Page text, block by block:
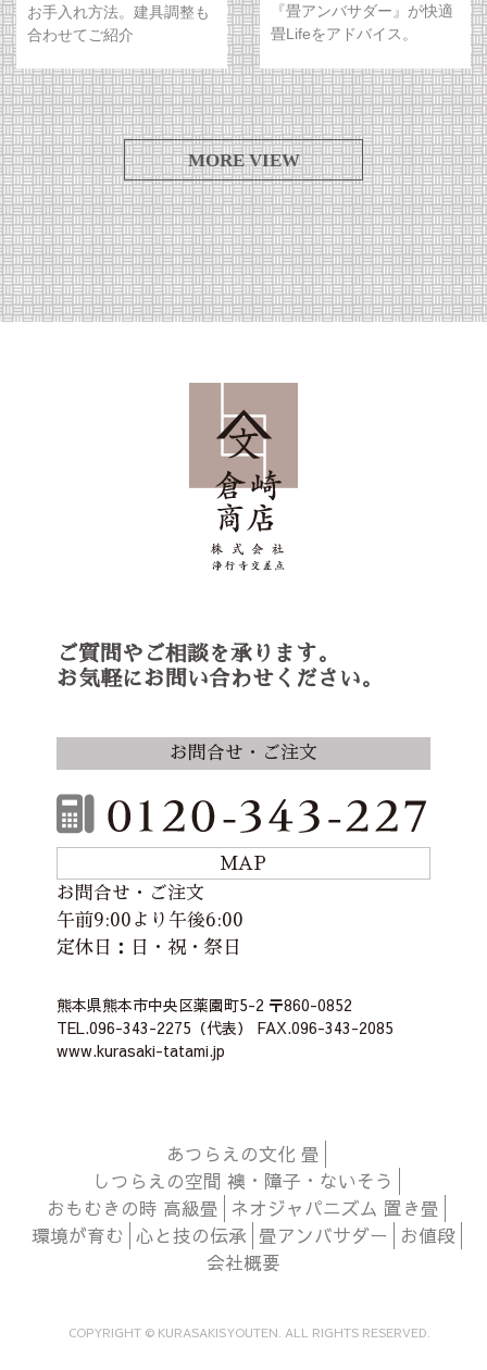
お手入れ方法。建具調整も
合わせてご紹介
『畳アンバサダー』が快適
畳Lifeをアドバイス。
MORE VIEW
ご質問やご相談を承ります。
お気軽にお問い合わせください。
お問合せ・ご注文
MAP
お問合せ・ご注文
午前9:00より午後6:00
定休日：日・祝・祭日
熊本県熊本市中央区薬園町5-2 〒860-0852
TEL.096-343-2275（代表） FAX.096-343-2085
www.kurasaki-tatami.jp
あつらえの文化 畳
しつらえの空間 襖・障子・ないそう
おもむきの時 高級畳 ネオジャパニズム 置き畳
環境が育む 心と技の伝承 畳アンバサダー
お値段
会社概要
COPYRIGHT © KURASAKISYOUTEN. ALL RIGHTS RESERVED.